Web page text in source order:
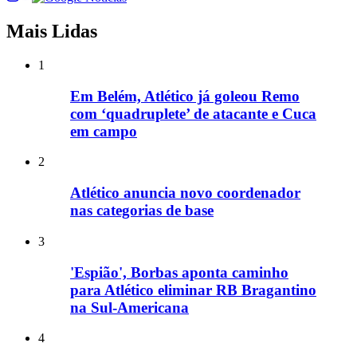
Mais Lidas
1
Em Belém, Atlético já goleou Remo
com ‘quadruplete’ de atacante e Cuca
em campo
2
Atlético anuncia novo coordenador
nas categorias de base
3
'Espião', Borbas aponta caminho
para Atlético eliminar RB Bragantino
na Sul-Americana
4